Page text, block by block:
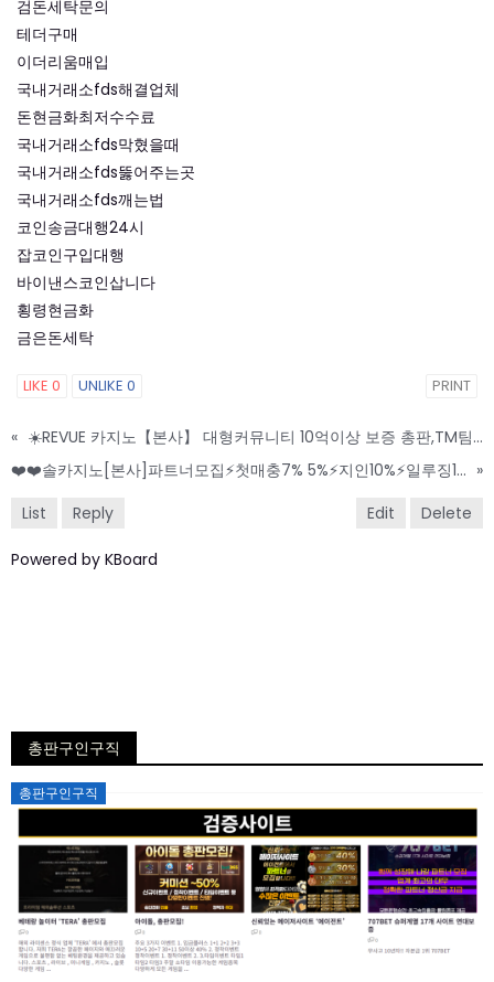
검돈세탁문의
테더구매
이더리움매입
국내거래소fds해결업체
돈현금화최저수수료
국내거래소fds막혔을때
국내거래소fds뚫어주는곳
국내거래소fds깨는법
코인송금대행24시
잡코인구입대행
바이낸스코인삽니다
횡령현금화
금은돈세탁
LIKE 0 UNLIKE 0 PRINT
«
☀️REVUE 카지노【본사】 대형커뮤니티 10억이상 보증 총판,TM팀,유튜브팀 함께 성장하실 파트너 모집합니다☀️
❤️❤️솔카지노[본사]파트너모집⚡️첫매충7% 5%⚡️지인10%⚡️일루징10%⚡️주간루징 5%⚡️매주1천만토너⚡️❤️❤️ »
List
Reply Edit Delete
Powered by KBoard
총판구인구직
총판구인구직
Posted
on